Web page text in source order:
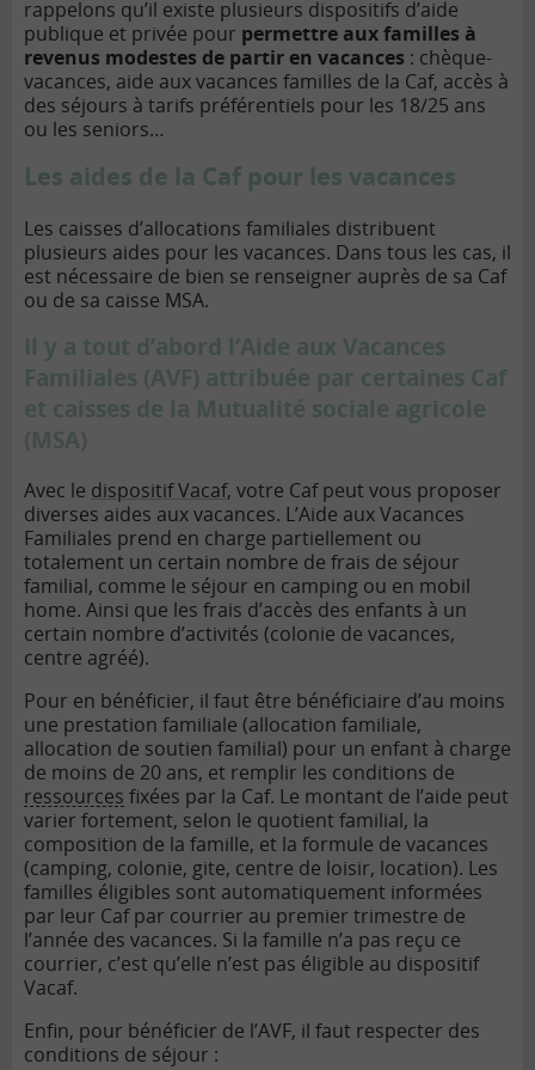
rappelons qu’il existe plusieurs dispositifs d’aide
publique et privée pour permettre aux familles à
revenus modestes de partir en vacances : chèque-
vacances, aide aux vacances familles de la Caf, accès à
des séjours à tarifs préférentiels pour les 18/25 ans
ou les seniors…
Les aides de la Caf pour les vacances
Les caisses d’allocations familiales distribuent
plusieurs aides pour les vacances. Dans tous les cas, il
est nécessaire de bien se renseigner auprès de sa Caf
ou de sa caisse MSA.
Il y a tout d’abord l’Aide aux Vacances
Familiales (AVF) attribuée par certaines Caf
et caisses de la Mutualité sociale agricole
(MSA)
Avec le dispositif Vacaf, votre Caf peut vous proposer
diverses aides aux vacances. L’Aide aux Vacances
Familiales prend en charge partiellement ou
totalement un certain nombre de frais de séjour
familial, comme le séjour en camping ou en mobil
home. Ainsi que les frais d’accès des enfants à un
certain nombre d’activités (colonie de vacances,
centre agréé).
Pour en bénéficier, il faut être bénéficiaire d’au moins
une prestation familiale (allocation familiale,
allocation de soutien familial) pour un enfant à charge
de moins de 20 ans, et remplir les conditions de
ressources fixées par la Caf. Le montant de l’aide peut
varier fortement, selon le quotient familial, la
composition de la famille, et la formule de vacances
(camping, colonie, gite, centre de loisir, location). Les
familles éligibles sont automatiquement informées
par leur Caf par courrier au premier trimestre de
l’année des vacances. Si la famille n’a pas reçu ce
courrier, c’est qu’elle n’est pas éligible au dispositif
Vacaf.
Enfin, pour bénéficier de l’AVF, il faut respecter des
conditions de séjour :